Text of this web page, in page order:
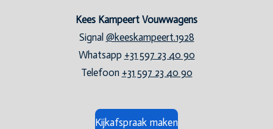
Kees Kampeert Vouwwagens
Signal @keeskampeert.1928
Whatsapp +31 597 23 40 90
Telefoon +31 597 23 40 90
Kijkafspraak maken